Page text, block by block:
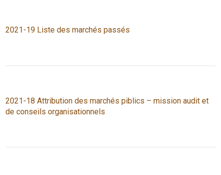
2021-19 Liste des marchés passés
2021-18 Attribution des marchés piblics – mission audit et
de conseils organisationnels